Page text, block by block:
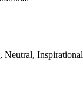
Neutral, Inspirational